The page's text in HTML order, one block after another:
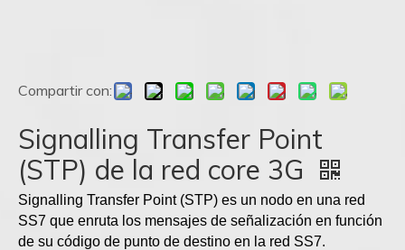
Compartir con:
Signalling Transfer Point
(STP) de la red core 3G
Signalling Transfer Point (STP) es un nodo en una red
SS7 que enruta los mensajes de señalización en función
de su código de punto de destino en la red SS7.